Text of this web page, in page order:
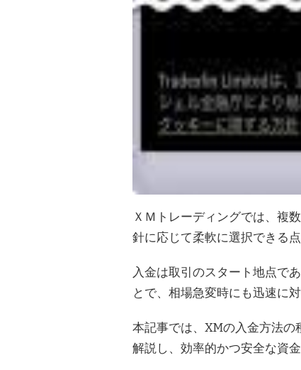
ＸＭトレーディングでは、複
針に応じて柔軟に選択できる
入金は取引のスタート地点で
とで、相場急変時にも迅速に
本記事では、XMの入金方法
解説し、効率的かつ安全な資